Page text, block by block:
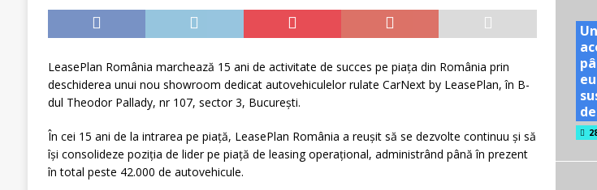
LeasePlan România marchează 15 ani de activitate de succes pe piața din România prin
deschiderea unui nou showroom dedicat autovehiculelor rulate CarNext by LeasePlan, în B-
dul Theodor Pallady, nr 107, sector 3, București.
În cei 15 ani de la intrarea pe piață, LeasePlan România a reușit să se dezvolte continuu și să
își consolideze poziția de lider pe piață de leasing operațional, administrând până în prezent
în total peste 42.000 de autovehicule.